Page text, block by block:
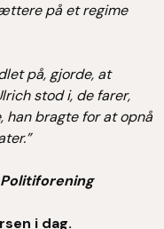
på et regime
på, gjorde, at
stod i, de farer,
han bragte for at opnå
i dag.